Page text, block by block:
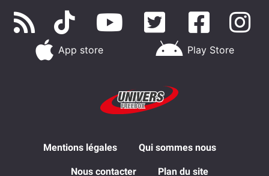
App store Play Store
Mentions légales Qui sommes nous
Nous contacter Plan du site